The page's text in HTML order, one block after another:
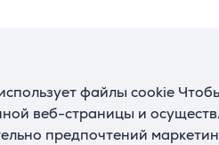
файлы cookie
веб-страницы и
предпочтений